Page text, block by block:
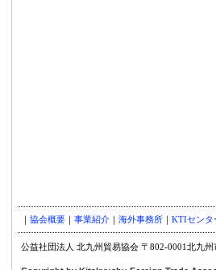
｜ 協会概要 ｜ 事業紹介 ｜ 海外事務所 ｜ KTIセンタ
公益社団法人 北九州貿易協会 〒802-0001北九